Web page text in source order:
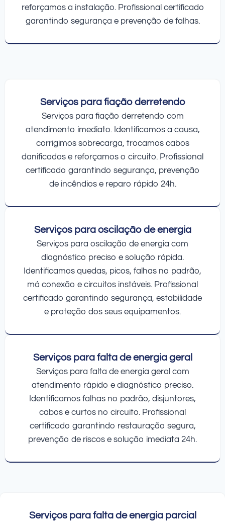
reforçamos a instalação. Profissional certificado
garantindo segurança e prevenção de falhas.
Serviços para fiação derretendo
Serviços para fiação derretendo com
atendimento imediato. Identificamos a causa,
corrigimos sobrecarga, trocamos cabos
danificados e reforçamos o circuito. Profissional
certificado garantindo segurança, prevenção
de incêndios e reparo rápido 24h.
Serviços para oscilação de energia
Serviços para oscilação de energia com
diagnóstico preciso e solução rápida.
Identificamos quedas, picos, falhas no padrão,
má conexão e circuitos instáveis. Profissional
certificado garantindo segurança, estabilidade
e proteção dos seus equipamentos.
Serviços para falta de energia geral
Serviços para falta de energia geral com
atendimento rápido e diagnóstico preciso.
Identificamos falhas no padrão, disjuntores,
cabos e curtos no circuito. Profissional
certificado garantindo restauração segura,
prevenção de riscos e solução imediata 24h.
Serviços para falta de energia parcial